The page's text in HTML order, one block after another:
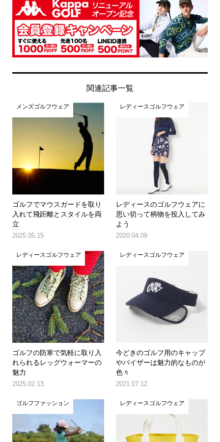
関連記事一覧
メンズゴルフウェア
ゴルフでマウスガードを取り
入れて飛距離とスタイルを両
立
2025.05.15
レディースゴルフウェア
レディースのゴルフウェアに
思い切って柄物を投入してみ
よう
2020.04.09
レディースゴルフウェア
ゴルフの防寒で気軽に取り入
れられるレッグウォーマーの
魅力
2025.02.13
レディースゴルフウェア
今どきのゴルフ用のキャップ
やバイザーは魅力的なものが
色々
2021.07.12
ゴルフファッション レディースゴルフウェア